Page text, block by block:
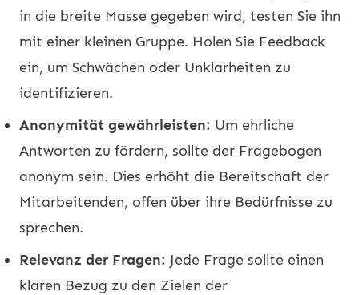
in die breite Masse gegeben wird, testen Sie ihn
mit einer kleinen Gruppe. Holen Sie Feedback
ein, um Schwächen oder Unklarheiten zu
identifizieren.
Anonymität gewährleisten: Um ehrliche
Antworten zu fördern, sollte der Fragebogen
anonym sein. Dies erhöht die Bereitschaft der
Mitarbeitenden, offen über ihre Bedürfnisse zu
sprechen.
Relevanz der Fragen: Jede Frage sollte einen
klaren Bezug zu den Zielen der